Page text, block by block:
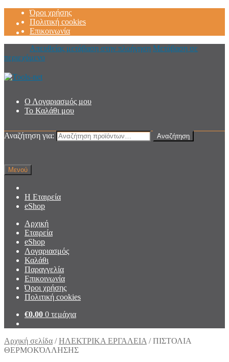
Όροι χρήσης
Πολιτική cookies
Επικοινωνία
Απευθείας μετάβαση στην πλοήγηση Μετάβαση σε
περιεχόμενο
Ο Λογαριασμός μου
Το Καλάθι μου
Αναζήτηση για: Αναζήτηση
Μενού
Η Εταιρεία
eShop
Αρχική
Εταιρεία
eShop
Λογαριασμός
Καλάθι
Παραγγελία
Επικοινωνία
Όροι χρήσης
Πολιτική cookies
€0.00 0 τεμάχια
Αρχική σελίδα /ΗΛΕΚΤΡΙΚΑ ΕΡΓΑΛΕΙΑ /ΠΙΣΤΟΛΙΑ
ΘΕΡΜΟΚΌΛΛΗΣΗΣ